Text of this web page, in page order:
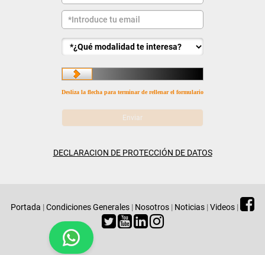
Desliza la flecha para terminar de rellenar el formulario
DECLARACION DE PROTECCIÓN DE DATOS
Portada |Condiciones Generales | Nosotros | Noticias |Videos |